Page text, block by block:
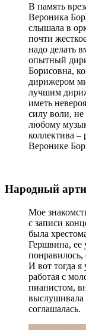
В память
Вероника
слышала в
почти
надо делать
опытный
Борисовна,
дирижером
лучшим
иметь
силу воли,
любому
коллектива
Веронике
Народный
Мое
с записи
была
Гершвина, ее
понравилось,
И вот тогда
работая с
пианистом,
выслушивала
соглашалась.